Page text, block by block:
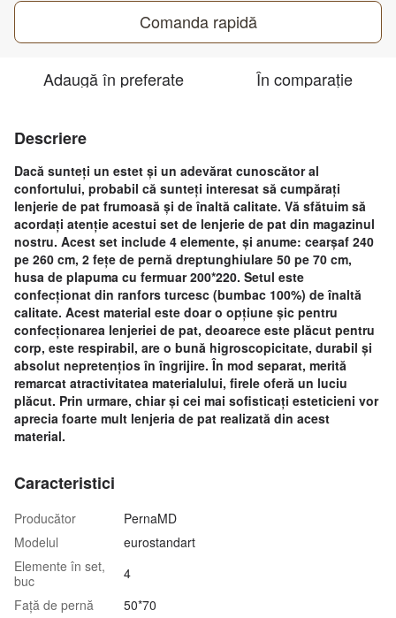
Comanda rapidă
Adaugă în preferate În comparație
Descriere
Dacă sunteți un estet și un adevărat cunoscător al
confortului, probabil că sunteți interesat să cumpărați
lenjerie de pat frumoasă și de înaltă calitate. Vă sfătuim să
acordați atenție acestui set de lenjerie de pat din magazinul
nostru. Acest set include 4 elemente, și anume: cearșaf 240
pe 260 cm, 2 fețe de pernă dreptunghiulare 50 pe 70 cm,
husa de plapuma cu fermuar 200*220. Setul este
confecționat din ranfors turcesc (bumbac 100%) de înaltă
calitate. Acest material este doar o opțiune șic pentru
confecționarea lenjeriei de pat, deoarece este plăcut pentru
corp, este respirabil, are o bună higroscopicitate, durabil și
absolut nepretențios în îngrijire. În mod separat, merită
remarcat atractivitatea materialului, firele oferă un luciu
plăcut. Prin urmare, chiar și cei mai sofisticați esteticieni vor
aprecia foarte mult lenjeria de pat realizată din acest
material.
Caracteristici
Producător
PernaMD
Modelul
eurostandart
Elemente în set,
buc
4
Față de pernă
50*70